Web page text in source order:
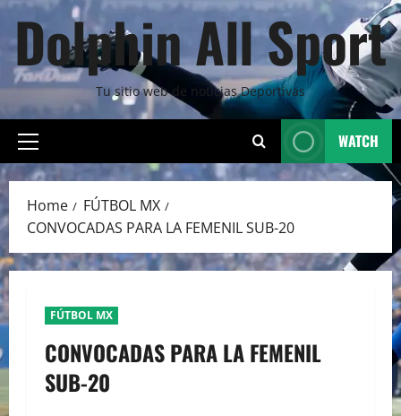
Dolphin All Sport
Tu sitio web de noticias Deportivas
Primary
Menu
WATCH
Home
FÚTBOL MX
CONVOCADAS PARA LA FEMENIL SUB-20
FÚTBOL MX
CONVOCADAS PARA LA FEMENIL
SUB-20